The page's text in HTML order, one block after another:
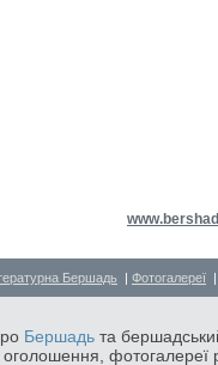
Бершадь | Фотогалереї
Бершадь та
оголошення, фотогалереї